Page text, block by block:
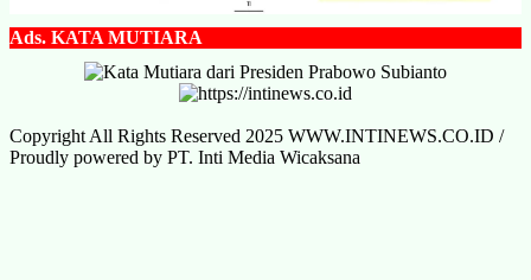
Ads. KATA MUTIARA
Copyright All Rights Reserved 2025 WWW.INTINEWS.CO.ID /
Proudly powered by PT. Inti Media Wicaksana